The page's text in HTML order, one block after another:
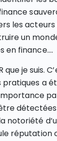
les acteurs
un
en finance….
je suis.
pratiques a
notoriété
réputation